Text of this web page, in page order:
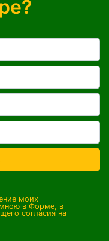
моих
мною в Форме, в
согласия на